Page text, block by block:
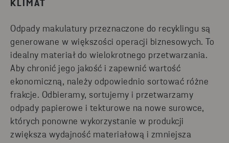
KLIMAT
Odpady makulatury przeznaczone do recyklingu są
generowane w większości operacji biznesowych. To
idealny materiał do wielokrotnego przetwarzania.
Aby chronić jego jakość i zapewnić wartość
ekonomiczną, należy odpowiednio sortować różne
frakcje. Odbieramy, sortujemy i przetwarzamy
odpady papierowe i tekturowe na nowe surowce,
których ponowne wykorzystanie w produkcji
zwiększa wydajność materiałową i zmniejsza